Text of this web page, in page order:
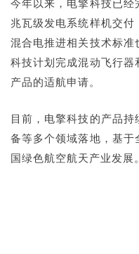
今年以来，电擎科技已经
兆瓦级发电系统样机交
混合电推进相关技术标准
科技计划完成混动飞行器
产品的适航申请。
目前，电擎科技的产品
备等多个领域落地，基于
国绿色航空航天产业发展。